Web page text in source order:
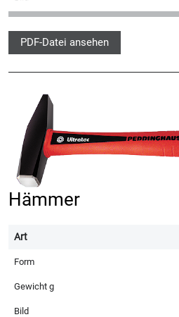
PDF-Datei ansehen
Hämmer